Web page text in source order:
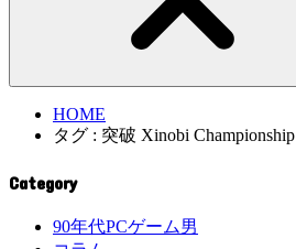
HOME
タグ : 突破 Xinobi Championship
Category
90年代PCゲーム男